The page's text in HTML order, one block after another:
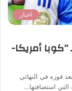
اخبار
أمريكا-
فوزه في النهائي
استضافتها…